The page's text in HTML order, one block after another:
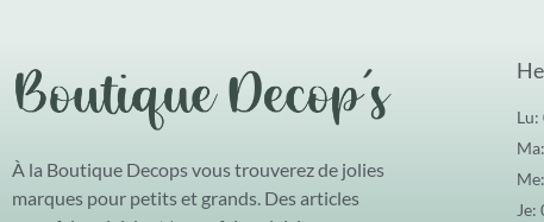
À la Boutique Decops vous trouverez de jolies
marques pour petits et grands. Des articles